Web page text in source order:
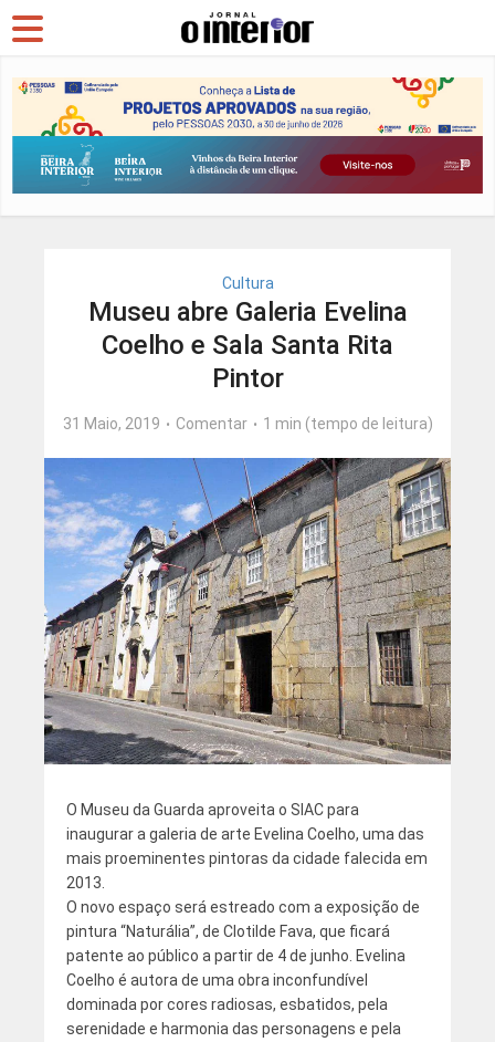
Cultura
Museu abre Galeria Evelina
Coelho e Sala Santa Rita
Pintor
31 Maio, 2019 Comentar 1 min (tempo de leitura)
O Museu da Guarda aproveita o SIAC para
inaugurar a galeria de arte Evelina Coelho, uma das
mais proeminentes pintoras da cidade falecida em
2013.
O novo espaço será estreado com a exposição de
pintura “Naturália”, de Clotilde Fava, que ficará
patente ao público a partir de 4 de junho. Evelina
Coelho é autora de uma obra inconfundível
dominada por cores radiosas, esbatidos, pela
serenidade e harmonia das personagens e pela